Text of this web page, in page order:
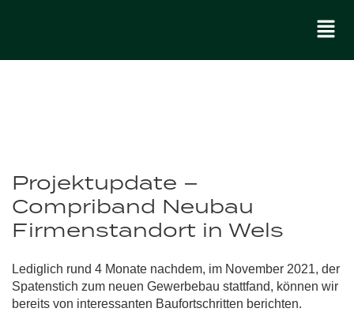
Projektupdate –
Compriband Neubau
Firmenstandort in Wels
Lediglich rund 4 Monate nachdem, im November 2021, der
Spatenstich zum neuen Gewerbebau stattfand, können wir
bereits von interessanten Baufortschritten berichten.